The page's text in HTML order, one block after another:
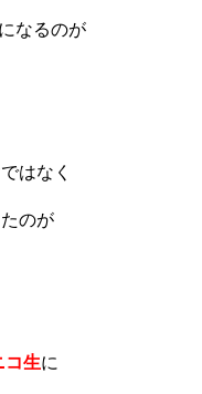
なるのが
はなく
のが
コ生に